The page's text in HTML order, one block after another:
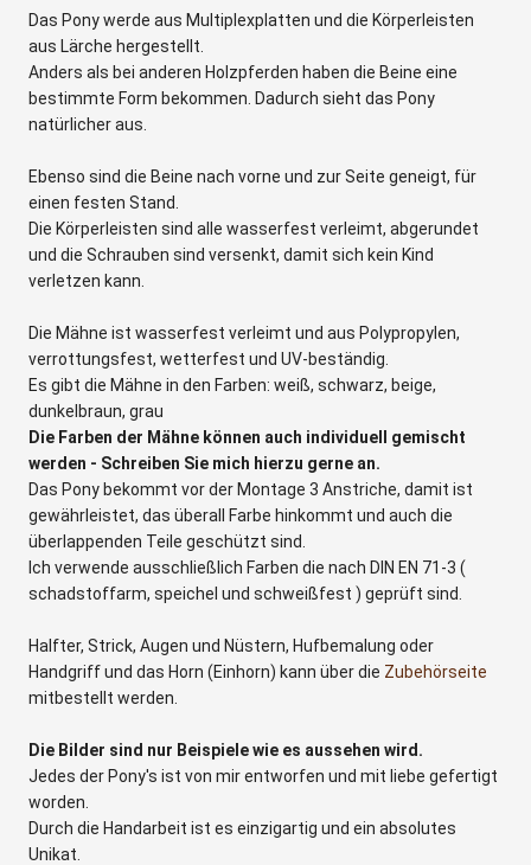
Das Pony werde aus Multiplexplatten und die Körperleisten
aus Lärche hergestellt.
Anders als bei anderen Holzpferden haben die Beine eine
bestimmte Form bekommen. Dadurch sieht das Pony
natürlicher aus.
Ebenso sind die Beine nach vorne und zur Seite geneigt, für
einen festen Stand.
Die Körperleisten sind alle wasserfest verleimt, abgerundet
und die Schrauben sind versenkt, damit sich kein Kind
verletzen kann.
Die Mähne ist wasserfest verleimt und aus Polypropylen,
verrottungsfest, wetterfest und UV-beständig.
Es gibt die Mähne in den Farben: weiß, schwarz, beige,
dunkelbraun, grau
Die Farben der Mähne können auch individuell gemischt
werden - Schreiben Sie mich hierzu gerne an.
Das Pony bekommt vor der Montage 3 Anstriche, damit ist
gewährleistet, das überall Farbe hinkommt und auch die
überlappenden Teile geschützt sind.
Ich verwende ausschließlich Farben die nach DIN EN 71-3 (
schadstoffarm, speichel und schweißfest ) geprüft sind.
Halfter, Strick, Augen und Nüstern, Hufbemalung oder
Handgriff und das Horn (Einhorn) kann über die Zubehörseite
mitbestellt werden.
Die Bilder sind nur Beispiele wie es aussehen wird.
Jedes der Pony's ist von mir entworfen und mit liebe gefertigt
worden.
Durch die Handarbeit ist es einzigartig und ein absolutes
Unikat.